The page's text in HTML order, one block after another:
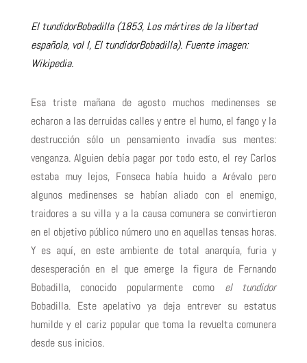
El tundidorBobadilla (1853, Los mártires de la libertad
española, vol I, El tundidorBobadilla). Fuente imagen:
Wikipedia.
Esa triste mañana de agosto muchos medinenses se
echaron a las derruidas calles y entre el humo, el fango y la
destrucción sólo un pensamiento invadía sus mentes:
venganza. Alguien debía pagar por todo esto, el rey Carlos
estaba muy lejos, Fonseca había huido a Arévalo pero
algunos medinenses se habían aliado con el enemigo,
traidores a su villa y a la causa comunera se convirtieron
en el objetivo público número uno en aquellas tensas horas.
Y es aquí, en este ambiente de total anarquía, furia y
desesperación en el que emerge la figura de Fernando
Bobadilla, conocido popularmente como el tundidor
Bobadilla. Este apelativo ya deja entrever su estatus
humilde y el cariz popular que toma la revuelta comunera
desde sus inicios.